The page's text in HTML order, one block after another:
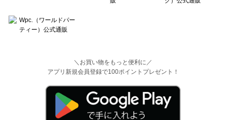
＼お買い物をもっと便利に／
アプリ新規会員登録で100ポイントプレゼント！